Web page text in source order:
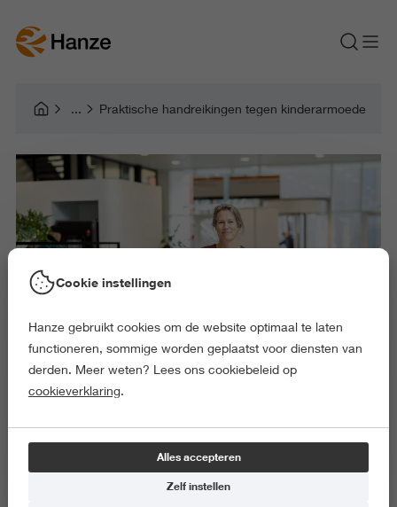
Praktische handreikingen tegen kinderarmoede
Praktische handreikingen tegen
kinderarmoede
Onderzoeker aan het woord
Cookie instellingen
Hanze gebruikt cookies om de website optimaal te laten
functioneren, sommige worden geplaatst voor diensten van
derden. Meer weten? Lees ons cookiebeleid op
cookieverklaring.
Alles accepteren
Zelf instellen